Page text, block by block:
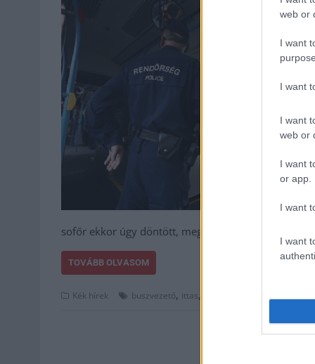
web or
I want
I want
I want
web or
I want
or app.
I want
I want
sofőr ekkor úgy döntött, meg sem…
TOVÁBB OLVASOM
Kék hírek buszvezető, ittas,